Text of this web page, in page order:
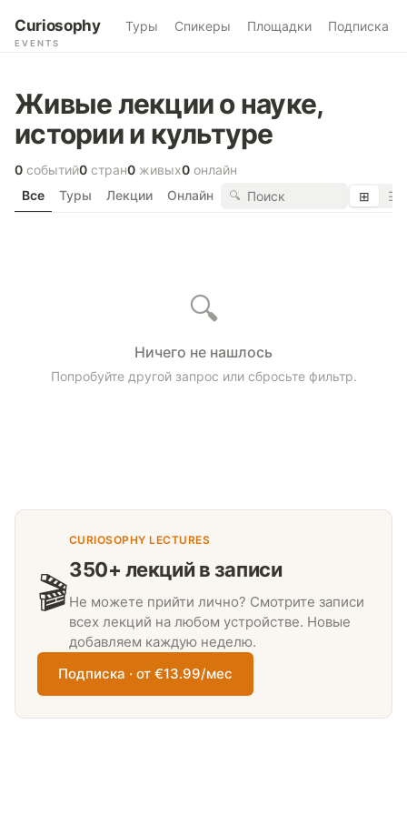
Curiosophy
EVENTS
Туры Спикеры Площадки Подписка
Живые лекции о науке,
истории и культуре
0 событий0 стран0 живых0 онлайн
Все
Туры Лекции Онлайн 🔍 ⊞ ☰
🔍
Ничего не нашлось
Попробуйте другой запрос или сбросьте фильтр.
🎬
CURIOSOPHY LECTURES
350+ лекций в записи
Не можете прийти лично? Смотрите записи
всех лекций на любом устройстве. Новые
добавляем каждую неделю.
Подписка · от €13.99/мес